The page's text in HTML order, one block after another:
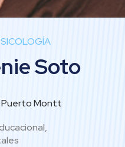
Soto
Puerto Montt